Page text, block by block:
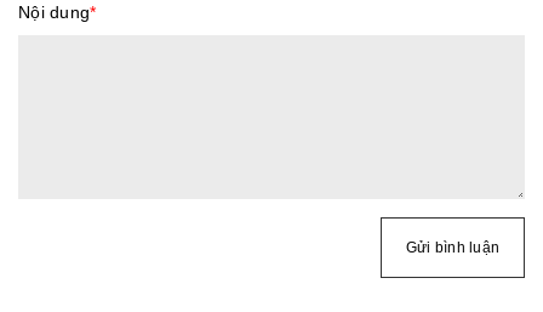
Nội dung*
Gửi bình luận